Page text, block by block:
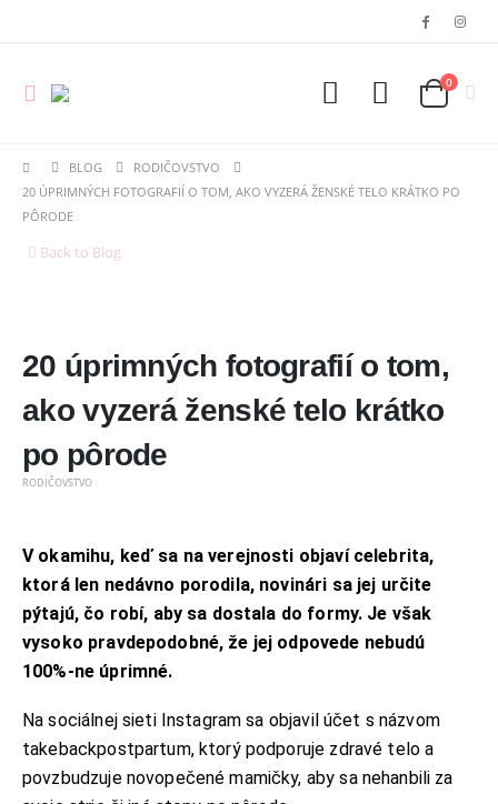
0
BLOG
RODIČOVSTVO
20 ÚPRIMNÝCH FOTOGRAFIÍ O TOM, AKO VYZERÁ ŽENSKÉ TELO KRÁTKO PO
PÔRODE
Back to Blog
20 úprimných fotografií o tom,
ako vyzerá ženské telo krátko
po pôrode
RODIČOVSTVO
V okamihu, keď sa na verejnosti objaví celebrita,
ktorá len nedávno porodila, novinári sa jej určite
pýtajú, čo robí, aby sa dostala do formy. Je však
vysoko pravdepodobné, že jej odpovede nebudú
100%-ne úprimné.
Na sociálnej sieti Instagram sa objavil účet s názvom
takebackpostpartum, ktorý podporuje zdravé telo a
povzbudzuje novopečené mamičky, aby sa nehanbili za